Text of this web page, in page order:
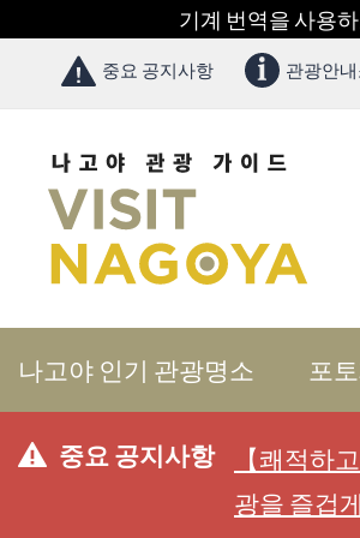
기계 번역을 사용
중요 공지사항 관광안
나고야 인기 관광명소 포
중요 공지사항
【쾌적하
광을 즐겁